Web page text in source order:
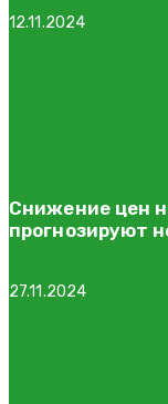
12.11.2024
Снижение цен
прогнозируют
27.11.2024